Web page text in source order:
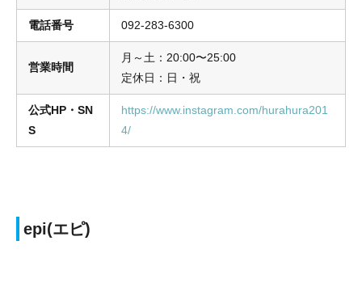
電話番号 092-283-6300
営業時間
月～土：20:00〜25:00
定休日：日・祝
公式HP・SN
S
https://www.instagram.com/hurahura201
4/
epi(エピ)